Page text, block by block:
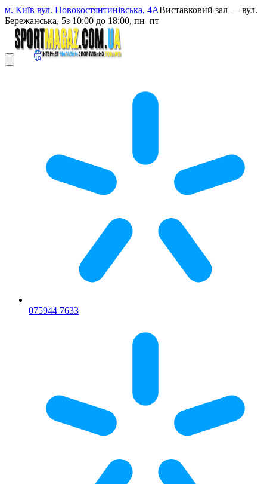
м. Київ вул. Новокостянтинівська, 4АВиставковий зал — вул.
Бережанська, 5з 10:00 до 18:00, пн–пт
075944 7633